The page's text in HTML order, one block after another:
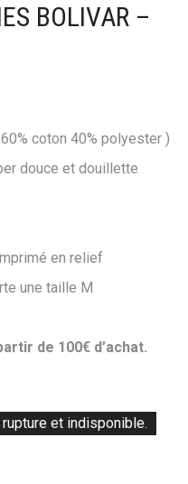
BOLIVAR –
coton 40% polyester )
douce et douillette
en relief
une taille M
de 100€ d’achat.
et indisponible.